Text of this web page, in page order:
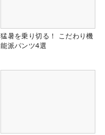
猛暑を乗り切る！ こだわり機
能派パンツ4選